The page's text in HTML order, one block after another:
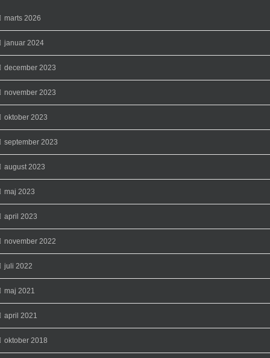
marts 2026
januar 2024
december 2023
november 2023
oktober 2023
september 2023
august 2023
maj 2023
april 2023
november 2022
juli 2022
maj 2021
april 2021
oktober 2018